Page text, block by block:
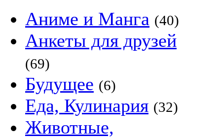
Аниме и Манга (40)
Анкеты для друзей
(69)
Будущее (6)
Еда, Кулинария (32)
Животные,